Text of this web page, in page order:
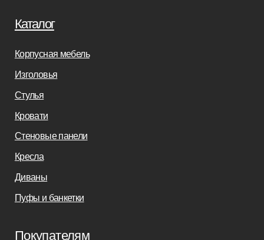
Салонам
Связаться с нами
sofas-decor@mail.ru
+7(812)245-65-88